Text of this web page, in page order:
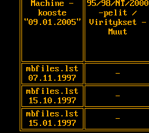
Machine -
kooste
"09.01.2005"
95/98/NT/2000
-pelit /
Viritykset -
Muut
mbfiles.lst
07.11.1997
-
mbfiles.lst
15.10.1997
-
mbfiles.lst
15.01.1997
-